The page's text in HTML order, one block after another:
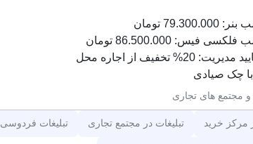
بنر : 79.300.000 تومان
فلکسی فیس: 86.500.000 تومان
از اجاره محل
و مجتمع های تجاری
مرکز خرید تبلیغات در مجتمع تجاری تبلیغات فردوسی